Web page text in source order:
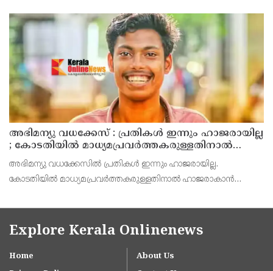
ആവശ്യത്തിന് പഞ്ചസാര - 1
അഭിമന്യു വധക്കേസ് : പ്രതികൾ ഇന്നും ഹാജരായില്ല
; കോടതിയിൽ മാധ്യമപ്രവർത്തകരുള്ളതിനാൽ
ഹാജരാകാൻ ബുദ്ധിമുട്ടെന്ന് പ്രതികൾ
അഭിമന്യു വധക്കേസിൽ പ്രതികൾ ഇന്നും ഹാജരായില്ല.
കോടതിയിൽ മാധ്യമപ്രവർത്തകരുള്ളതിനാൽ ഹാജരാകാൻ
വഴി വിചാരണയിൽ പങ്കെടുക്കാൻ അനുവദിക്കണമെന്നും പ്രതിഭാ
Explore Kerala Onlinenews
Home
About Us